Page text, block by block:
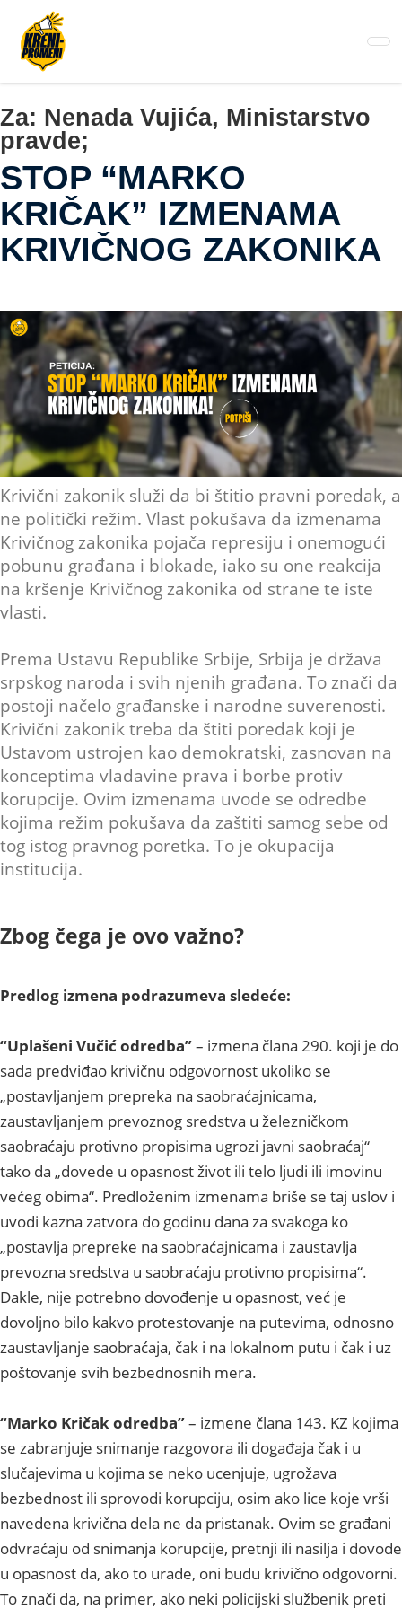
glavni
sadržaj
Za: Nenada Vujića, Ministarstvo
pravde;
STOP “MARKO
KRIČAK” IZMENAMA
KRIVIČNOG ZAKONIKA
Krivični zakonik služi da bi štitio pravni poredak, a
ne politički režim. Vlast pokušava da izmenama
Krivičnog zakonika pojača represiju i onemogući
pobunu građana i blokade, iako su one reakcija
na kršenje Krivičnog zakonika od strane te iste
vlasti.
Prema Ustavu Republike Srbije, Srbija je država
srpskog naroda i svih njenih građana. To znači da
postoji načelo građanske i narodne suverenosti.
Krivični zakonik treba da štiti poredak koji je
Ustavom ustrojen kao demokratski, zasnovan na
konceptima vladavine prava i borbe protiv
korupcije. Ovim izmenama uvode se odredbe
kojima režim pokušava da zaštiti samog sebe od
tog istog pravnog poretka. To je okupacija
institucija.
Zbog čega je ovo važno?
Predlog izmena podrazumeva sledeće:
“Uplašeni Vučić odredba”– izmena člana 290. koji je do
sada predviđao krivičnu odgovornost ukoliko se
„postavljanjem prepreka na saobraćajnicama,
zaustavljanjem prevoznog sredstva u železničkom
saobraćaju protivno propisima ugrozi javni saobraćaj“
tako da „dovede u opasnost život ili telo ljudi ili imovinu
većeg obima“. Predloženim izmenama briše se taj uslov i
uvodi kazna zatvora do godinu dana za svakoga ko
„postavlja prepreke na saobraćajnicama i zaustavlja
prevozna sredstva u saobraćaju protivno propisima“.
Dakle, nije potrebno dovođenje u opasnost, već je
dovoljno bilo kakvo protestovanje na putevima, odnosno
zaustavljanje saobraćaja, čak i na lokalnom putu i čak i uz
poštovanje svih bezbednosnih mera.
“Marko Kričak odredba”– izmene člana 143. KZ kojima
se zabranjuje snimanje razgovora ili događaja čak i u
slučajevima u kojima se neko ucenjuje, ugrožava
bezbednost ili sprovodi korupciju, osim ako lice koje vrši
navedena krivična dela ne da pristanak. Ovim se građani
odvraćaju od snimanja korupcije, pretnji ili nasilja i dovode
u opasnost da, ako to urade, oni budu krivično odgovorni.
To znači da, na primer, ako neki policijski službenik preti